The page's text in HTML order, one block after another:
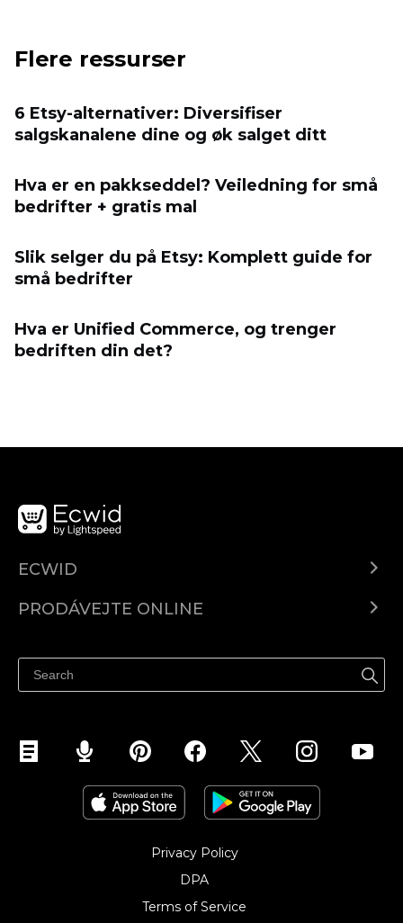
Flere ressurser
6 Etsy-alternativer: Diversifiser
salgskanalene dine og øk salget ditt
Hva er en pakkseddel? Veiledning for små
bedrifter + gratis mal
Slik selger du på Etsy: Komplett guide for
små bedrifter
Hva er Unified Commerce, og trenger
bedriften din det?
ECWID
Ceny
PRODÁVEJTE ONLINE
Prodávejte na Facebooku
Prodávejte na Instagramu
Privacy Policy
DPA
Terms of Service